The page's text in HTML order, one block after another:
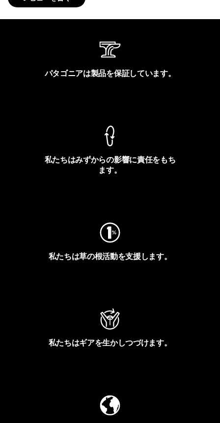
パタゴニアは製品を保証しています。
私たちはみずからの影響に責任をもち
ます。
私たちは草の根活動を支援します。
私たちはギアを生かしつづけます。